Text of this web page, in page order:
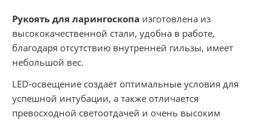
Рукоять для ларингоскопа изготовлена из
высококачественной стали, удобна в работе,
благодаря отсутствию внутренней гильзы, имеет
небольшой вес.
LED-освещение создаёт оптимальные условия для
успешной интубации, а также отличается
превосходной светоотдачей и очень высоким